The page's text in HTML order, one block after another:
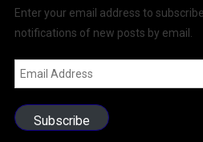
Enter your email address to
notifications of new posts by email.
Email
Address
Subscribe